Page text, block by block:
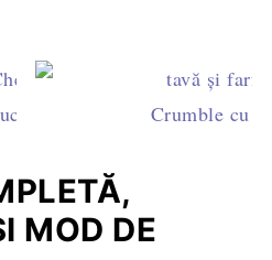
Pufos, aromat, absolut
Crumble cu
MOD DE